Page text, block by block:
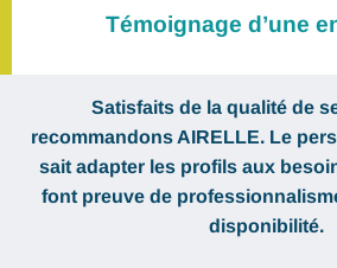
Témoignage d’une
Satisfaits de la qualité de
recommandons AIRELLE. Le
sait adapter les profils aux
font preuve de
disponibilité.